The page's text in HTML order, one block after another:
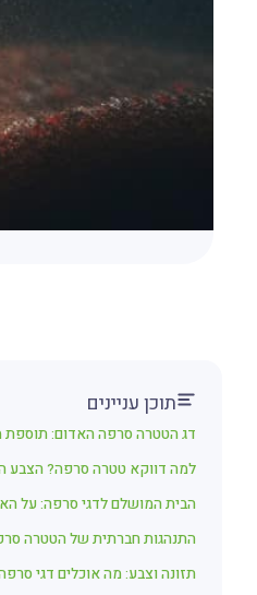
תוכן עניינים
דג הטטרה סרפה האדום: תוספת
למה דווקא טטרה סרפה? הצבע
הבית המושלם לדגי סרפה: על
התנהגות חברתית של הטטרה
תזונה וצבע: מה אוכלים דגי